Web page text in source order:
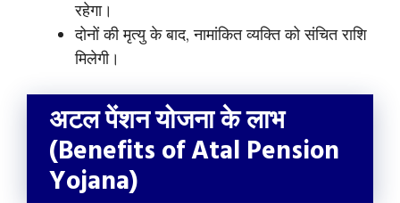
रहेगा।
दोनों की मृत्यु के बाद, नामांकित व्यक्ति को संचित राशि
मिलेगी।
अटल पेंशन योजना के लाभ
(Benefits of Atal Pension
Yojana)